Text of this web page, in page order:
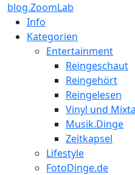
blog.ZoomLab
Info
Kategorien
Entertainment
Reingeschaut
Reingehört
Reingelesen
Vinyl und
Musik.Dinge
Zeitkapsel
Lifestyle
FotoDinge.de